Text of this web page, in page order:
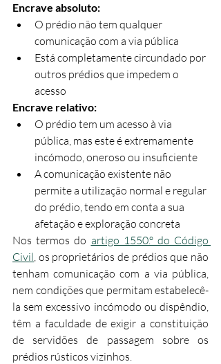
Encrave absoluto:
O prédio não tem qualquer
comunicação com a via pública
Está completamente circundado por
outros prédios que impedem o
acesso
Encrave relativo:
O prédio tem um acesso à via
pública, mas este é extremamente
incómodo, oneroso ou insuficiente
A comunicação existente não
permite a utilização normal e regular
do prédio, tendo em conta a sua
afetação e exploração concreta
Nos termos do artigo 1550.º do Código
Civil, os proprietários de prédios que não
tenham comunicação com a via pública,
nem condições que permitam estabelecê-
la sem excessivo incómodo ou dispêndio,
têm a faculdade de exigir a constituição
de servidões de passagem sobre os
prédios rústicos vizinhos.